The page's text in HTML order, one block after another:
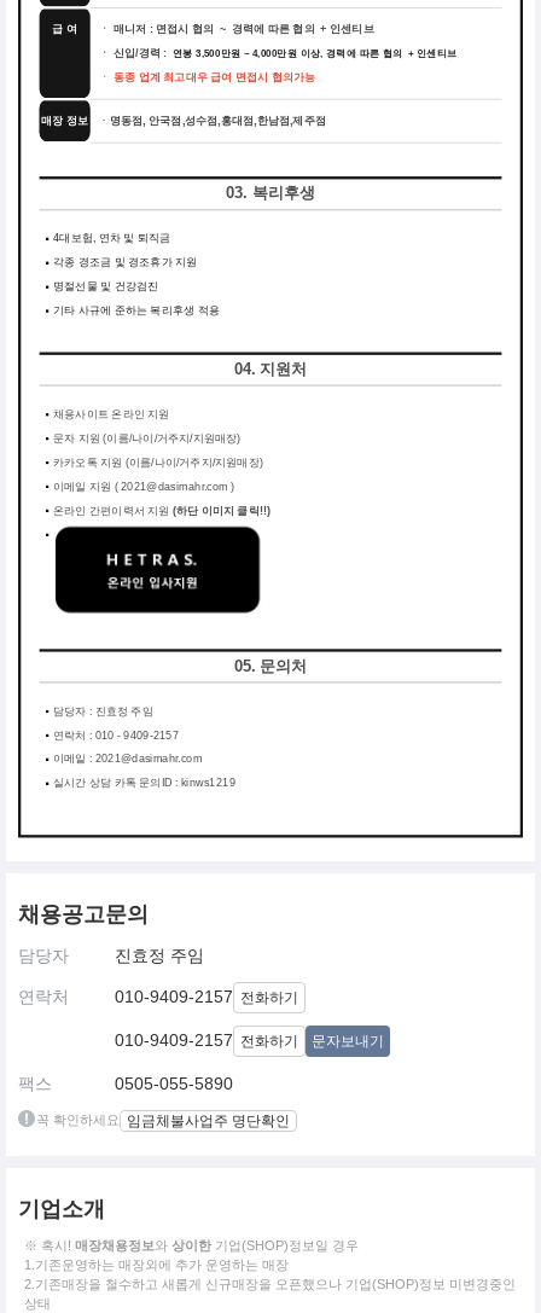
급 여 ㆍ 매니저 : 면접시 협의 ~ 경력에 따른 협의 + 인센티브
ㆍ 신입/경력 : 연봉 3,500만원 ~ 4,000만원 이상, 경력에 따른 협의 + 인센티브
ㆍ 동종 업계 최고대우 급여 면접시 협의가능
매장 정보 ㆍ 명동점, 안국점,성수점,홍대점,한남점,제주점
03. 복리후생
4대보험, 연차 및 퇴직금
각종 경조금 및 경조휴가 지원
명절선물 및 건강검진
기타 사규에 준하는 복리후생 적용
04. 지원처
채용사이트 온라인 지원
문자 지원 (이름/나이/거주지/지원매장)
카카오톡 지원 (이름/나이/거주지/지원매장)
이메일 지원 ( 2021@dasimahr.com )
온라인 간편이력서 지원 (하단 이미지 클릭!!)
05. 문의처
담당자 : 진효정 주임
연락처 : 010 - 9409-2157
이메일 : 2021@dasimahr.com
실시간 상담 카톡 문의ID : kinws1219
채용공고문의
담당자 진효정 주임
연락처 010-9409-2157 전화하기
010-9409-2157 전화하기 문자보내기
팩스 0505-055-5890
꼭 확인하세요 임금체불사업주 명단확인
기업소개
※ 혹시! 매장채용정보와 상이한 기업(SHOP)정보일 경우
1.기존운영하는 매장외에 추가 운영하는 매장
2.기존매장을 철수하고 새롭게 신규매장을 오픈했으나 기업(SHOP)정보 미변경중인
상태